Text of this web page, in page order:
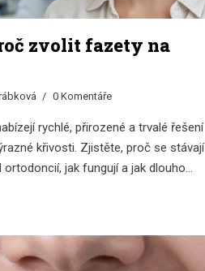
zvolit fazety na
0 Komentáře
rychlé, přirozené a trvalé řešení
křivosti. Zjistěte, proč se stávají
jak fungují a jak dlouho